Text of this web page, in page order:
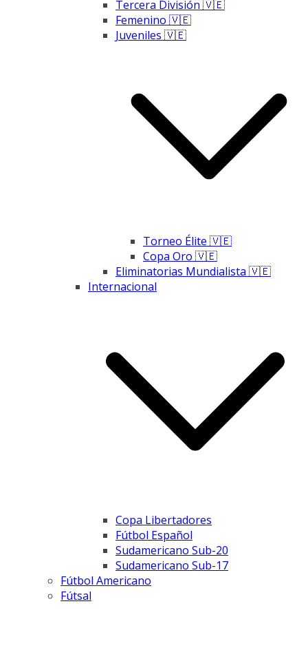
Tercera División 🇻🇪
Femenino 🇻🇪
Juveniles 🇻🇪
Torneo Élite 🇻🇪
Copa Oro 🇻🇪
Eliminatorias Mundialista 🇻🇪
Internacional
Copa Libertadores
Fútbol Español
Sudamericano Sub-20
Sudamericano Sub-17
Fútbol Americano
Fútsal